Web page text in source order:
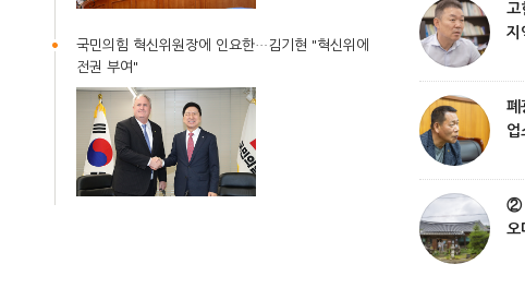
고
지
원
폐
업
인
②
오
국민의힘 혁신위원장에 인요한…김기현 "혁신위에
전권 부여"